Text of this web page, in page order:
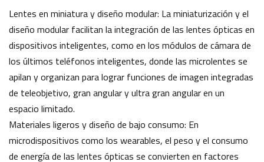
Lentes en miniatura y diseño modular: La miniaturización y el
diseño modular facilitan la integración de las lentes ópticas en
dispositivos inteligentes, como en los módulos de cámara de
los últimos teléfonos inteligentes, donde las microlentes se
apilan y organizan para lograr funciones de imagen integradas
de teleobjetivo, gran angular y ultra gran angular en un
espacio limitado.
Materiales ligeros y diseño de bajo consumo: En
microdispositivos como los wearables, el peso y el consumo
de energía de las lentes ópticas se convierten en factores